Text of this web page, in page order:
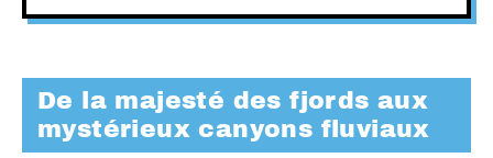
De la majesté des fjords aux
mystérieux canyons fluviaux